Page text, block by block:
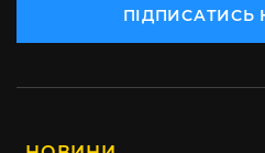
ПІДПИСАТИСЬ